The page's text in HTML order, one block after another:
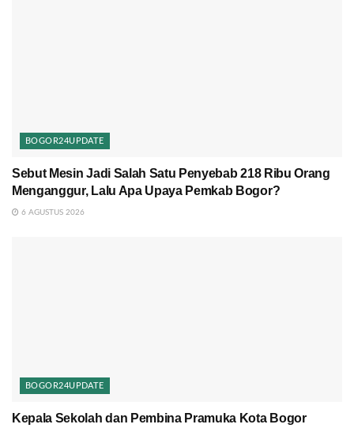
BOGOR24UPDATE
Sebut Mesin Jadi Salah Satu Penyebab 218 Ribu Orang
Menganggur, Lalu Apa Upaya Pemkab Bogor?
6 AGUSTUS 2026
BOGOR24UPDATE
Kepala Sekolah dan Pembina Pramuka Kota Bogor